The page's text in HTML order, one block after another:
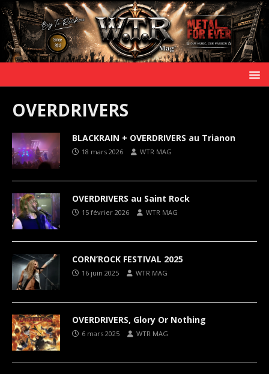
OVERDRIVERS
BLACKRAIN + OVERDRIVERS au Trianon
18 mars 2026 WTR MAG
OVERDRIVERS au Saint Rock
15 février 2026 WTR MAG
CORN’ROCK FESTIVAL 2025
16 juin 2025 WTR MAG
OVERDRIVERS, Glory Or Nothing
6 mars 2025 WTR MAG